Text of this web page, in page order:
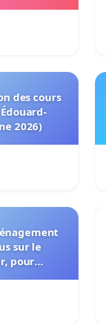
des cours
2026)
sur le
pour
établir